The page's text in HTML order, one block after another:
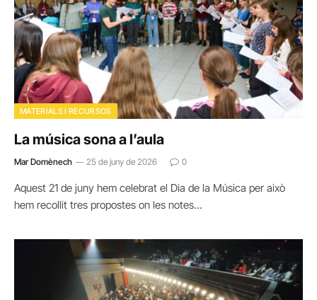
MATERIALS I RECURSOS
La música sona a l’aula
Mar Domènech 25 de juny de 2026 0
Aquest 21 de juny hem celebrat el Dia de la Música per això
hem recollit tres propostes on les notes…